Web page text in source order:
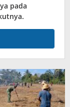
pada